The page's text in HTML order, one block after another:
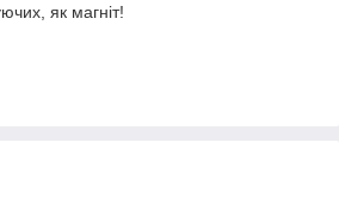
як магніт!